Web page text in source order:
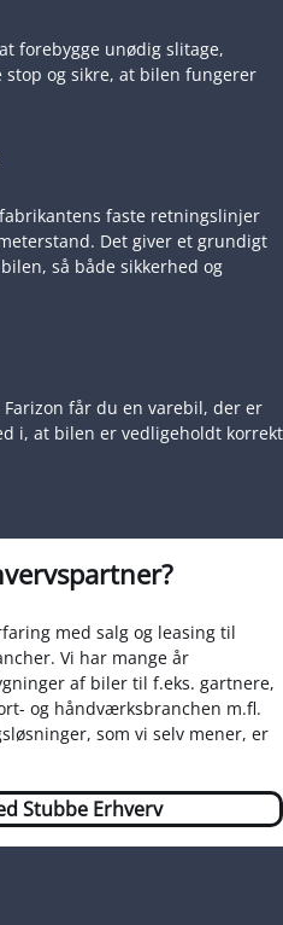
forebygge unødig slitage,
og sikre, at bilen fungerer
faste retningslinjer
Det giver et grundigt
så både sikkerhed og
får du en varebil, der er
i, at bilen er vedligeholdt korrekt
med salg og leasing til
Vi har mange år
af biler til f.eks. gartnere,
og håndværksbranchen m.fl.
som vi selv mener, er
Stubbe Erhverv